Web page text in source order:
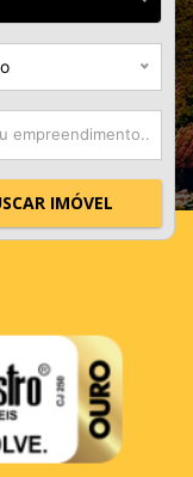
IMÓVEL